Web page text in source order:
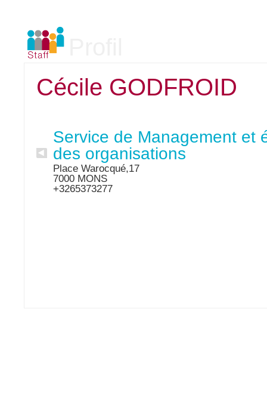
Cécile GODFROID
Service de Management et
des organisations
Place Warocqué,17
7000 MONS
+3265373277